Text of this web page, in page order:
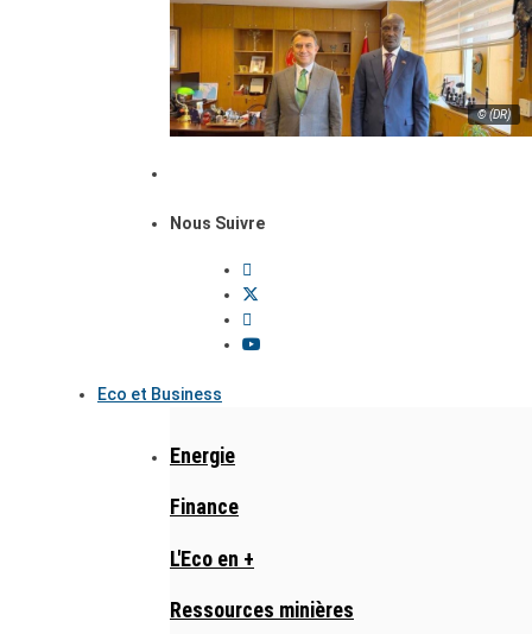
© (DR)
Nous Suivre
Eco et Business
Energie
Finance
L'Eco en +
Ressources minières